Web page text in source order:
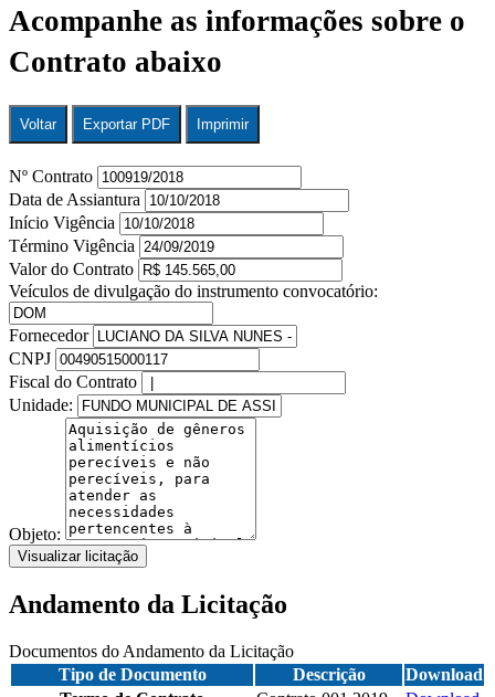
Acompanhe as informações sobre o
Contrato abaixo
Voltar Exportar PDF Imprimir
Nº Contrato
Data de Assiantura
Início Vigência
Término Vigência
Valor do Contrato
Veículos de divulgação do instrumento convocatório:
Fornecedor
CNPJ
Fiscal do Contrato
Unidade:
Objeto:
Visualizar licitação
Andamento da Licitação
Documentos do Andamento da Licitação
Tipo de Documento
Descrição
Download